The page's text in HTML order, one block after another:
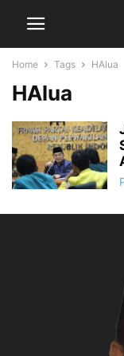
Home Tags HAlua
HAlua